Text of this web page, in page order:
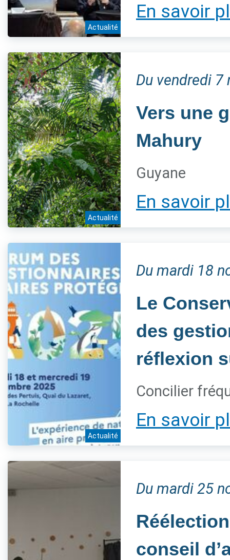
Actualité
En savoir
Actualité
Du vendredi
Vers une
Mahury
Guyane
En savoir
Actualité
Du mardi 18
Le
des
réflexion
Concilier
En savoir
Du mardi 25
conseil